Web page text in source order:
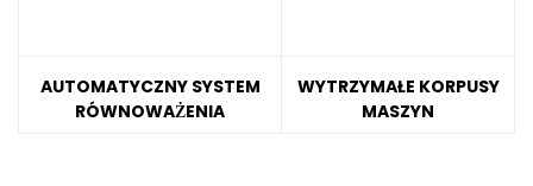
AUTOMATYCZNY SYSTEM
RÓWNOWAŻENIA
WYTRZYMAŁE KORPUSY
MASZYN